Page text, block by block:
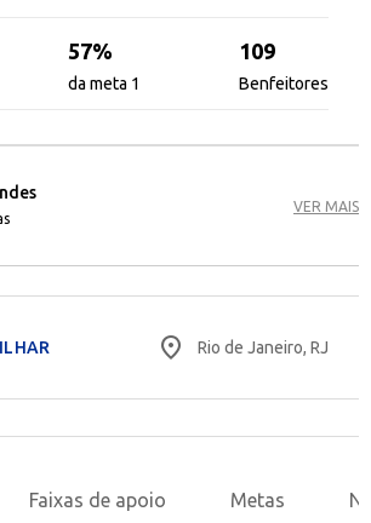
57%
da meta 1
109
Benfeitores
VER MAIS
place Rio de Janeiro, RJ
Faixas de apoio Metas